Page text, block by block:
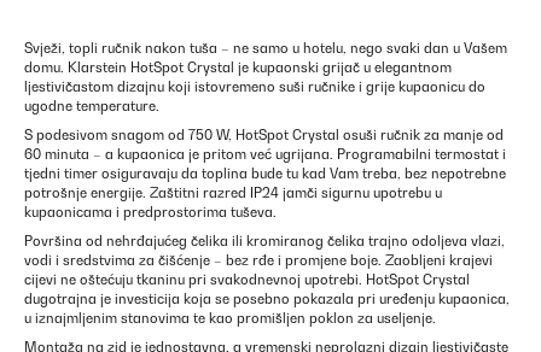
Svježi, topli ručnik nakon tuša – ne samo u hotelu, nego svaki dan u Vašem
domu. Klarstein HotSpot Crystal je kupaonski grijač u elegantnom
ljestivičastom dizajnu koji istovremeno suši ručnike i grije kupaonicu do
ugodne temperature.
S podesivom snagom od 750 W, HotSpot Crystal osuši ručnik za manje od
60 minuta – a kupaonica je pritom već ugrijana. Programabilni termostat i
tjedni timer osiguravaju da toplina bude tu kad Vam treba, bez nepotrebne
potrošnje energije. Zaštitni razred IP24 jamči sigurnu upotrebu u
kupaonicama i predprostorima tuševa.
Površina od nehrđajućeg čelika ili kromiranog čelika trajno odoljeva vlazi,
vodi i sredstvima za čišćenje – bez rđe i promjene boje. Zaobljeni krajevi
cijevi ne oštećuju tkaninu pri svakodnevnoj upotrebi. HotSpot Crystal
dugotrajna je investicija koja se posebno pokazala pri uređenju kupaonica,
u iznajmljenim stanovima te kao promišljen poklon za useljenje.
Montaža na zid je jednostavna, a vremenski neprolazni dizajn ljestivičaste